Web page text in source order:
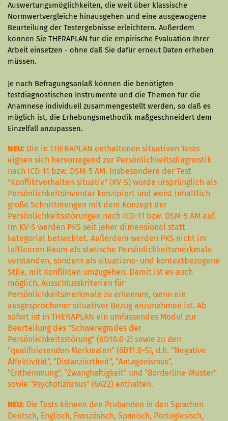
Auswertungsmöglichkeiten, die weit über klassische
Normwertvergleiche hinausgehen und eine ausgewogene
Beurteilung der Testergebnisse erleichtern. Außerdem
können Sie THERAPLAN für die empirische Evaluation Ihrer
Arbeit einsetzen - ohne daß Sie dafür erneut Daten erheben
müssen.
Je nach Befragungsanlaß können die benötigten
testdiagnostischen Instrumente und die Themen für die
Anamnese individuell zusammengestellt werden, so daß es
möglich ist, die Erhebungsmethodik maßgeschneidert dem
Einzelfall anzupassen.
NEU: Die in THERAPLAN enthaltenen situativen Tests
eignen sich hervorragend zur Persönlichkeitsdiagnostik
nach ICD-11 bzw. DSM-5 AM. Insbesondere der Test
"Konfliktverhalten situativ" (KV-S) wurde ursprünglich als
Persönlichkeitsinventar konzipiert und weist inhaltlich
große Schnittmengen mit dem Konzept der
Persönlichkeitsstörungen nach ICD-11 bzw. DSM-5 AM auf.
Im KV-S werden PKS seit jeher dimensional statt
kategorial betrachtet. Außerdem werden PKS nicht im
luftleeren Raum als statische Persönlichkeitsmerkmale
verstanden, sondern als situations- und kontextbezogene
Stile, mit Konflikten umzugehen. Damit ist es auch
möglich, Ausschlusskriterien für
Persönlichkeitsmerkmale zu erkennen, wenn ein
ausgesprochener situativer Bezug anzunehmen ist. Ab
sofort ist in THERAPLAN ein umfassendes Modul zur
Beurteilung des "Schweregrades der
Persönlichkeitsstörung" (6D10.0-2) sowie zu den
"qualifizierenden Merkmalen" (6D11.0-5), d.h. "Negative
Affektivität", "Distanziertheit", "Antagonismus",
"Enthemmung", "Zwanghaftigkeit" und "Borderline-Muster"
sowie "Psychotizismus" (6A22) enthalten.
NEU: Die Tests können den Probanden in den Sprachen
Deutsch, Englisch, Französisch, Spanisch, Portugiesisch,